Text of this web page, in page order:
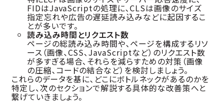
FIDはJavaScriptの処理に、CLSは画像のサイズ
指定忘れや広告の遅延読み込みなどに起因するこ
とが多いです。
読み込み時間とリクエスト数
ページの総読み込み時間や、ページを構成するリソ
ース（画像、CSS、JavaScriptなど）のリクエスト数
が多すぎる場合、それらを減らすための対策（画像
の圧縮、コードの結合など）を検討しましょう。
これらのデータを基に、どこにボトルネックがあるのかを
特定し、次のセクションで解説する具体的な改善策へと
繋げていきましょう。